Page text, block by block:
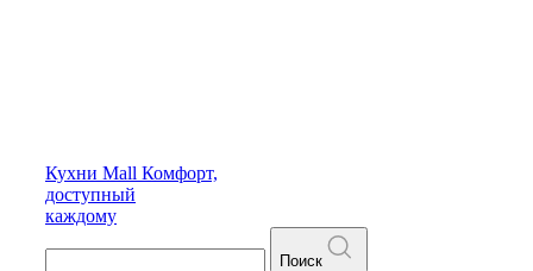
Кухни Mall Комфорт,
доступный
каждому
Поиск